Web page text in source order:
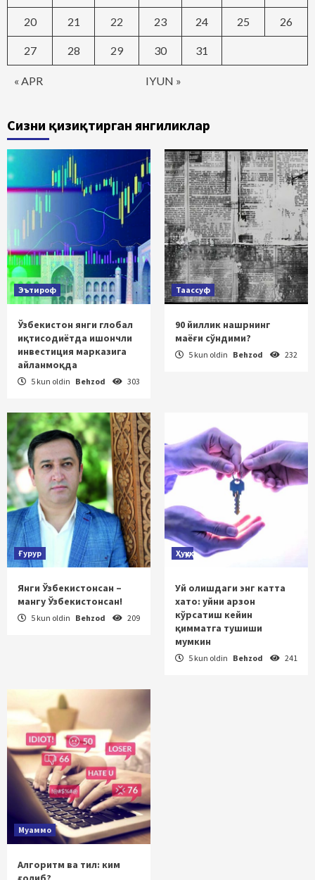
« APR IYUN »
20 21 22 23 24 25 26
27 28 29 30 31
Сизни қизиқтирган янгиликлар
Эътироф
Ўзбекистон янги глобал
иқтисодиётда ишончли
инвестиция марказига
айланмоқда
5 kun oldin Behzod 303
Таассуф
90 йиллик нашрнинг
маёғи сўндими?
5 kun oldin Behzod 232
Ғурур
Янги Ўзбекистонсан –
мангу Ўзбекистонсан!
5 kun oldin Behzod 209
Ҳуқуқ
Уй олишдаги энг катта
хато: уйни арзон
кўрсатиш кейин
қимматга тушиши
мумкин
5 kun oldin Behzod 241
Муаммо
Алгоритм ва тил: ким